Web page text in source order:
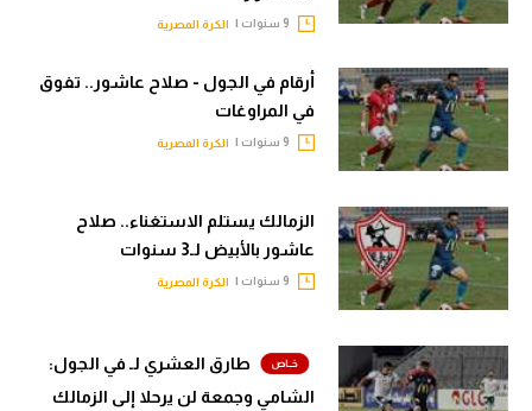
فيديو في الجول
الكرة المصرية
أرقام في الجول - صلاح عاشور.. تفوق
في المراوغات
الكرة المصرية
الزمالك يستلم الاستغناء.. صلاح
عاشور بالأبيض لـ3 سنوات
الكرة المصرية
طارق العشري لـ في الجول:
الشامي وجمعة لن يرحلا إلى الزمالك